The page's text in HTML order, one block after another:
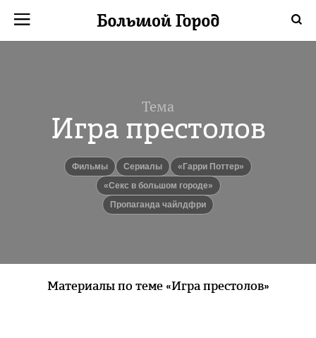
Тема
Игра престолов
фильмы сериалы
«Гарри Поттер»
«Секс в большом городе»
пропаганда чайлдфри
Материалы по теме «Игра престолов»